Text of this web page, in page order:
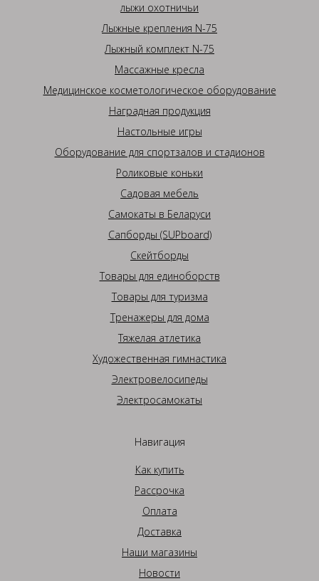
лыжи охотничьи
Лыжные крепления N-75
Лыжный комплект N-75
Массажные кресла
Медицинское косметологическое оборудование
Наградная продукция
Настольные игры
Оборудование для спортзалов и стадионов
Роликовые коньки
Садовая мебель
Самокаты в Беларуси
Сапборды (SUPboard)
Скейтборды
Товары для единоборств
Товары для туризма
Тренажеры для дома
Тяжелая атлетика
Художественная гимнастика
Электровелосипеды
Электросамокаты
Навигация
Как купить
Рассрочка
Оплата
Доставка
Наши магазины
Новости